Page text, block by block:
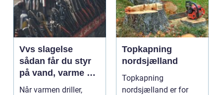
Vvs slagelse
sådan får du styr
på vand, varme og
energi i din bolig
Når varmen driller,
Topkapning
nordsjælland
Topkapning
nordsjælland er for